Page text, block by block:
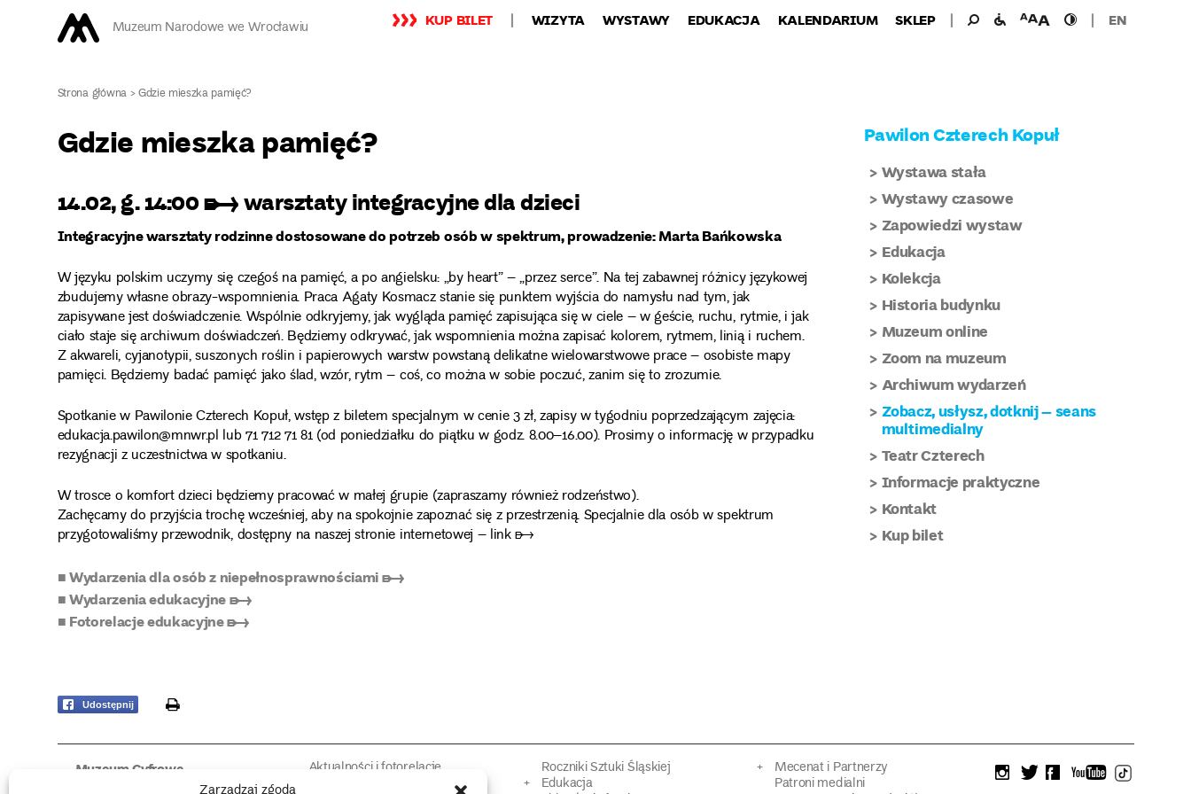
Muzeum Narodowe we Wrocławiu KUP BILET WIZYTA WYSTAWY EDUKACJA KALENDARIUM SKLEP Wyszukaj
Wyszukiwanie
dla:
udogodnieniawielkość
czcionki
wysoki
kontrast
EN
Strona główna>Gdzie mieszka pamięć?
Gdzie mieszka pamięć?
14.02, g. 14:00 ➸ warsztaty integracyjne dla dzieci
Integracyjne warsztaty rodzinne dostosowane do potrzeb osób w spektrum, prowadzenie: Marta Bańkowska
W języku polskim uczymy się czegoś na pamięć, a po angielsku: „by heart” – „przez serce”. Na tej zabawnej różnicy językowej
zbudujemy własne obrazy-wspomnienia. Praca Agaty Kosmacz stanie się punktem wyjścia do namysłu nad tym, jak
zapisywane jest doświadczenie. Wspólnie odkryjemy, jak wygląda pamięć zapisująca się w ciele – w geście, ruchu, rytmie, i jak
ciało staje się archiwum doświadczeń. Będziemy odkrywać, jak wspomnienia można zapisać kolorem, rytmem, linią i ruchem.
Z akwareli, cyjanotypii, suszonych roślin i papierowych warstw powstaną delikatne wielowarstwowe prace – osobiste mapy
pamięci. Będziemy badać pamięć jako ślad, wzór, rytm – coś, co można w sobie poczuć, zanim się to zrozumie.
Spotkanie w Pawilonie Czterech Kopuł, wstęp z biletem specjalnym w cenie 3 zł, zapisy w tygodniu poprzedzającym zajęcia:
edukacja.pawilon@mnwr.pl lub 71 712 71 81 (od poniedziałku do piątku w godz. 8.00–16.00). Prosimy o informację w przypadku
rezygnacji z uczestnictwa w spotkaniu.
W trosce o komfort dzieci będziemy pracować w małej grupie (zapraszamy również rodzeństwo).
Zachęcamy do przyjścia trochę wcześniej, aby na spokojnie zapoznać się z przestrzenią. Specjalnie dla osób w spektrum
przygotowaliśmyprzewodnik, dostępny na naszej stronie internetowej – link ➸
■ Wydarzenia dla osób z niepełnosprawnościami ➸
■ Wydarzenia edukacyjne ➸
■ Fotorelacje edukacyjne ➸
Udostępnij print
Pawilon Czterech Kopuł
Wystawa stała
Wystawy czasowe
Zapowiedzi wystaw
Edukacja
Kolekcja
Historia budynku
Muzeum online
Zoom na muzeum
Archiwum wydarzeń
Zobacz, usłysz, dotknij – seans
multimedialny
Teatr Czterech
Informacje praktyczne
Kontakt
Kup bilet
Muzeum Cyfrowe Aktualności i fotorelacje Roczniki Sztuki Śląskiej
Edukacja
Mecenat i Partnerzy
Patroni medialni instagram
twitterfacebookyoutube
tiktok